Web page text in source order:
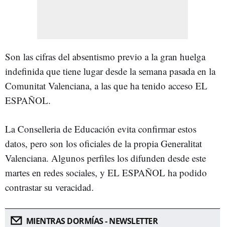
Son las cifras del absentismo previo a la gran huelga
indefinida que tiene lugar desde la semana pasada en la
Comunitat Valenciana, a las que ha tenido acceso EL
ESPAÑOL.
La Conselleria de Educación evita confirmar estos
datos, pero son los oficiales de la propia Generalitat
Valenciana. Algunos perfiles los difunden desde este
martes en redes sociales, y EL ESPAÑOL ha podido
contrastar su veracidad.
MIENTRAS DORMÍAS - NEWSLETTER